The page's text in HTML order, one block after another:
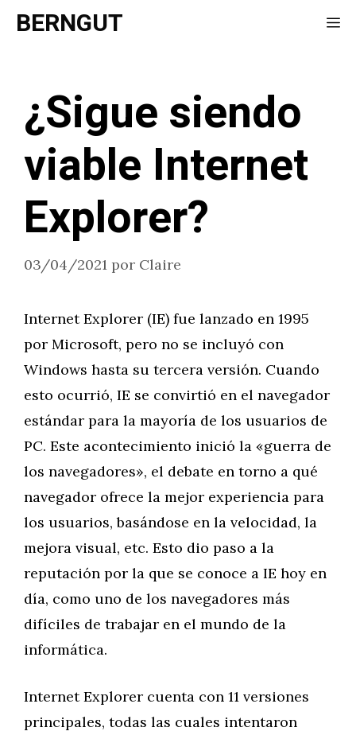
Saltar
BERNGUT
¿Sigue siendo
viable Internet
Explorer?
03/04/2021 por Claire
Internet Explorer (IE) fue lanzado en 1995
por Microsoft, pero no se incluyó con
Windows hasta su tercera versión. Cuando
esto ocurrió, IE se convirtió en el navegador
estándar para la mayoría de los usuarios de
PC. Este acontecimiento inició la «guerra de
los navegadores», el debate en torno a qué
navegador ofrece la mejor experiencia para
los usuarios, basándose en la velocidad, la
mejora visual, etc. Esto dio paso a la
reputación por la que se conoce a IE hoy en
día, como uno de los navegadores más
difíciles de trabajar en el mundo de la
informática.
Internet Explorer cuenta con 11 versiones
principales, todas las cuales intentaron